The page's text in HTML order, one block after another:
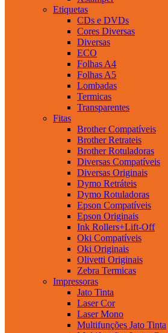
Etiquetas
CDs e DVDs
Cores Diversas
Diversas
ECO
Folhas A4
Folhas A5
Lombadas
Termicas
Transparentes
Fitas
Brother Compatíveis
Brother Retrateis
Brother Rotuladoras
Diversas Compatíveis
Diversas Originais
Dymo Retráteis
Dymo Rotuladoras
Epson Compatíveis
Epson Originais
Ink Rollers+Lift-Off
Oki Compatíveis
Oki Originais
Olivetti Originais
Zebra Termicas
Impressoras
Jato Tinta
Laser Cor
Laser Mono
Multifunções Jato Tinta